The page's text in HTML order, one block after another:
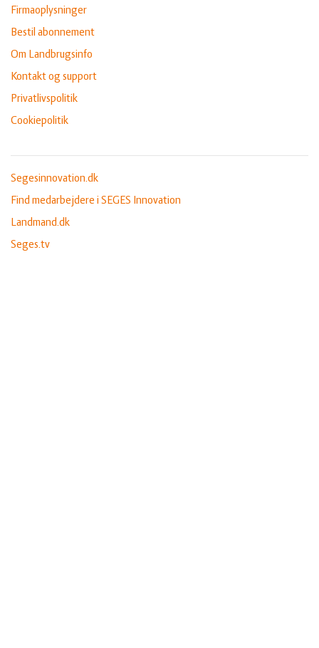
Firmaoplysninger
Bestil abonnement
Om Landbrugsinfo
Kontakt og support
Privatlivspolitik
Cookiepolitik
Segesinnovation.dk
Find medarbejdere i SEGES Innovation
Landmand.dk
Seges.tv